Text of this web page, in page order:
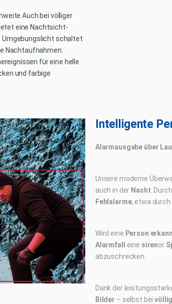
Auch bei völliger
eine Nachtsicht-
Umgebungslicht schaltet
Nachtaufnahmen.
für eine helle
und farbige
Intelligente
Alarmausgabe über
Unsere moderne
auch in der Nacht .
Fehlalarme, etwa durch
Wird eine Person
Alarmfall
eine sirenor
abzuschrecken.
Dank der
Bilder – selbst bei